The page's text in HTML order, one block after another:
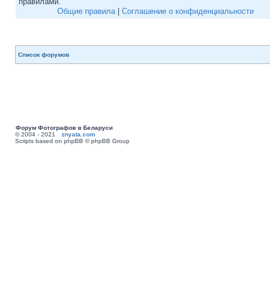
Общие правила| Соглашение о конфиденциальности
Список форумов
Форум Фотографов в Беларуси
© 2004 - 2021 znyata.com
Scripts based on phpBB © phpBB Group